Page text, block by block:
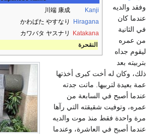
Kanji
川端 康成
Hiragana
かわばた やすなり
Katakana
カワバタ ヤスナリ
النقحرة
وفقد والديه
عندما كان
في الثانية
من عمره
ليقوم جداه
بتربيته بعد
ذلك، وكان له أخت كبرى أخذتها
عمة بعيدة لتربيها. ماتت جدته
عندما أصبح في السابعة من
عمره، وتوفيت شقيقته التي رآها
مرة واحدة فقط منذ موت والديه
عندما أصبح في العاشرة، وعندما